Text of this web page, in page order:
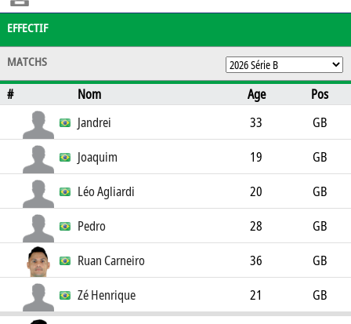
EFFECTIF
MATCHS
# Nom Age
Pos
Jandrei
33
GB
Joaquim
19
GB
Léo Agliardi
20
GB
Pedro
28
GB
Ruan Carneiro
36
GB
Zé Henrique
21 GB